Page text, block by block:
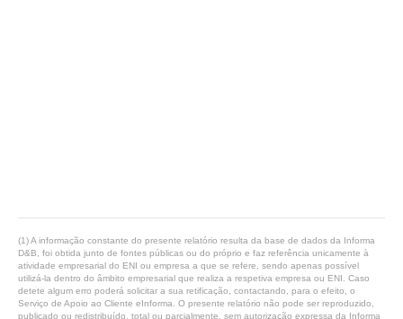
(1) A informação constante do presente relatório resulta da base de dados da Informa
D&B, foi obtida junto de fontes públicas ou do próprio e faz referência unicamente à
atividade empresarial do ENI ou empresa a que se refere, sendo apenas possível
utilizá-la dentro do âmbito empresarial que realiza a respetiva empresa ou ENI. Caso
detete algum erro poderá solicitar a sua retificação, contactando, para o efeito, o
Serviço de Apoio ao Cliente eInforma. O presente relatório não pode ser reproduzido,
publicado ou redistribuído, total ou parcialmente, sem autorização expressa da Informa